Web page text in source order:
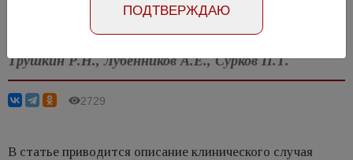
DOI: Doi 10.29188/2222-8543-2018-9-1-76-78
Трушкин Р.Н., Лубенников А.Е., Сурков П.Т.
2729
В статье приводится описание клинического случая
ПОДТВЕРЖДАЮ